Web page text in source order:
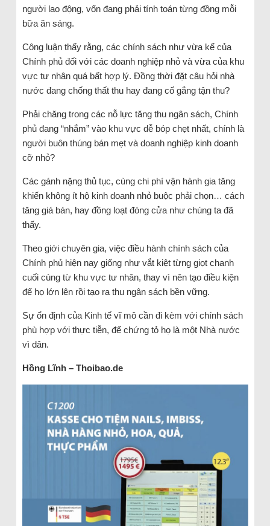
người lao động, vốn đang phải tính toán từng đồng mỗi
bữa ăn sáng.
Công luận thấy rằng, các chính sách như vừa kể của
Chính phủ đối với các doanh nghiệp nhỏ và vừa của khu
vực tư nhân quá bất hợp lý. Đồng thời đặt câu hỏi nhà
nước đang chống thất thu hay đang cố gắng tận thu?
Phải chăng trong các nỗ lực tăng thu ngân sách, Chính
phủ đang “nhắm” vào khu vực dễ bóp chẹt nhất, chính là
người buôn thúng bán mẹt và doanh nghiệp kinh doanh
cỡ nhỏ?
Các gánh nặng thủ tục, cùng chi phí vận hành gia tăng
khiến không ít hộ kinh doanh nhỏ buộc phải chọn… cách
tăng giá bán, hay đồng loạt đóng cửa như chúng ta đã
thấy.
Theo giới chuyên gia, việc điều hành chính sách của
Chính phủ hiện nay giống như vắt kiệt từng giọt chanh
cuối cùng từ khu vực tư nhân, thay vì nên tạo điều kiện
để họ lớn lên rồi tạo ra thu ngân sách bền vững.
Sự ổn định của Kinh tế vĩ mô cần đi kèm với chính sách
phù hợp với thực tiễn, để chứng tỏ họ là một Nhà nước
vì dân.
Hồng Lĩnh – Thoibao.de